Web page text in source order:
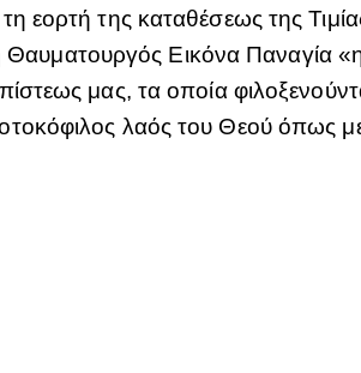
εορτή της καταθέσεως της
Εικόνα Παναγία
μας, τα οποία
λαός του Θεού όπως